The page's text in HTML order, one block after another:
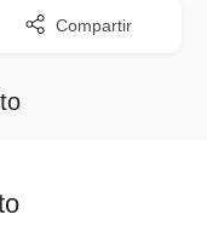
Compartir